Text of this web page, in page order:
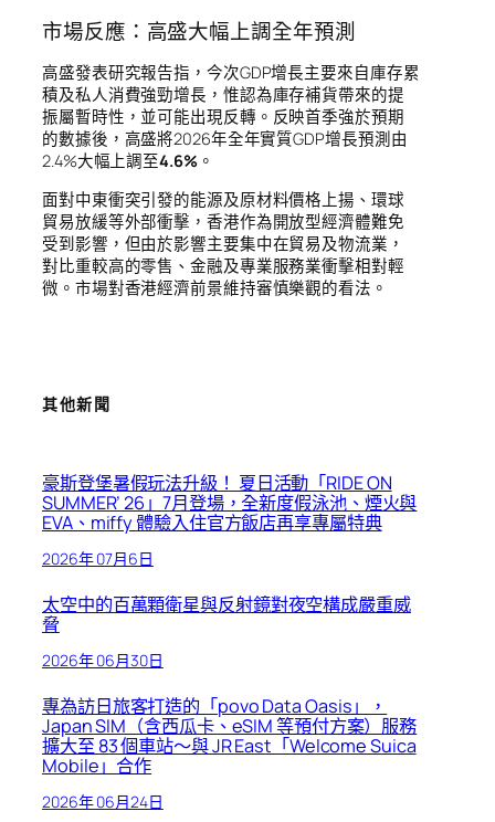
市場反應：高盛大幅上調全年預測
高盛發表研究報告指，今次GDP增長主要來自庫存累
積及私人消費強勁增長，惟認為庫存補貨帶來的提
振屬暫時性，並可能出現反轉。反映首季強於預期
的數據後，高盛將2026年全年實質GDP增長預測由
2.4%大幅上調至4.6%。
面對中東衝突引發的能源及原材料價格上揚、環球
貿易放緩等外部衝擊，香港作為開放型經濟體難免
受到影響，但由於影響主要集中在貿易及物流業，
對比重較高的零售、金融及專業服務業衝擊相對輕
微。市場對香港經濟前景維持審慎樂觀的看法。
其他新聞
豪斯登堡暑假玩法升級！ 夏日活動「RIDE ON
SUMMER’ 26」7月登場，全新度假泳池、煙火與
EVA、miffy 體驗入住官方飯店再享專屬特典
2026年 07月6日
太空中的百萬顆衛星與反射鏡對夜空構成嚴重威
脅
2026年 06月30日
專為訪日旅客打造的「povo Data Oasis」，
Japan SIM（含西瓜卡、eSIM 等預付方案）服務
擴大至 83 個車站～與 JR East「Welcome Suica
Mobile」合作
2026年 06月24日